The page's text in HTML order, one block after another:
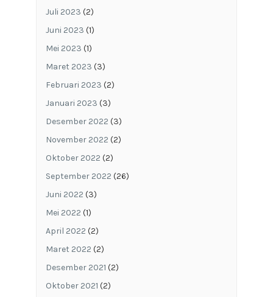
Juli 2023 (2)
Juni 2023 (1)
Mei 2023 (1)
Maret 2023 (3)
Februari 2023 (2)
Januari 2023 (3)
Desember 2022 (3)
November 2022 (2)
Oktober 2022 (2)
September 2022 (26)
Juni 2022 (3)
Mei 2022 (1)
April 2022 (2)
Maret 2022 (2)
Desember 2021 (2)
Oktober 2021 (2)